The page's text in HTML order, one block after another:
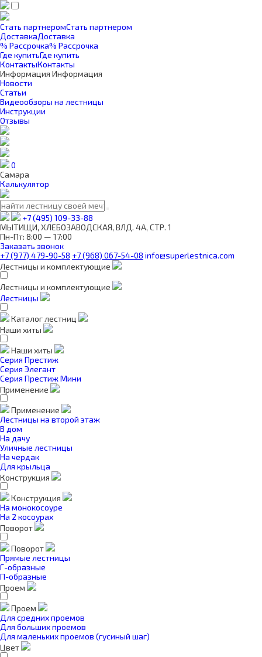
Стать партнеромСтать партнером
ДоставкаДоставка
% Рассрочка% Рассрочка
Где купитьГде купить
КонтактыКонтакты
Информация Информация
Новости
Статьи
Видеообзоры на лестницы
Инструкции
Отзывы
0
Самара
Калькулятор
+7 (495) 109-33-88
МЫТИЩИ, ХЛЕБОЗАВОДСКАЯ, ВЛД. 4А, СТР. 1
Пн-Пт: 8:00 — 17:00
Заказать звонок
+7 (977) 479-90-58 +7 (968) 067-54-08 info@superlestnica.com
Лестницы и комплектующие
Лестницы и комплектующие
Лестницы
Каталог лестниц
Наши хиты
Наши хиты
Серия Престиж
Серия Элегант
Серия Престиж Мини
Применение
Применение
Лестницы на второй этаж
В дом
На дачу
Уличные лестницы
На чердак
Для крыльца
Конструкция
Конструкция
На монокосоуре
На 2 косоурах
Поворот
Поворот
Прямые лестницы
Г-образные
П-образные
Проем
Проем
Для средних проемов
Для больших проемов
Для маленьких проемов (гусиный шаг)
Цвет